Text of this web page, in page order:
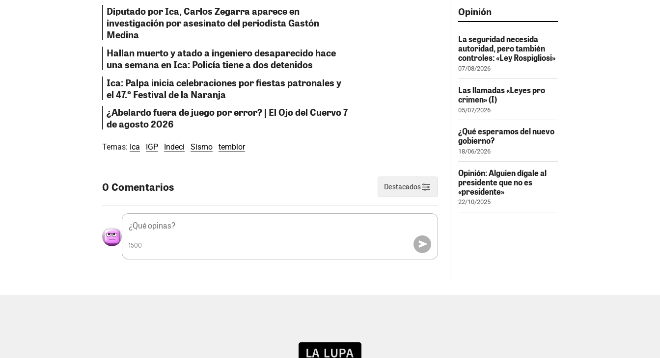
Diputado por Ica, Carlos Zegarra aparece en
investigación por asesinato del periodista Gastón
Medina
Hallan muerto y atado a ingeniero desaparecido hace
una semana en Ica: Policía tiene a dos detenidos
Ica: Palpa inicia celebraciones por fiestas patronales y
el 47.º Festival de la Naranja
¿Abelardo fuera de juego por error? | El Ojo del Cuervo 7
de agosto 2026
Temas: Ica IGP Indeci Sismo temblor
0 Comentarios Destacados
1500
Opinión
La seguridad necesida
autoridad, pero también
controles: «Ley Rospigliosi»
07/08/2026
Las llamadas «Leyes pro
crimen» (I)
05/07/2026
¿Qué esperamos del nuevo
gobierno?
18/06/2026
Opinión: Alguien dígale al
presidente que no es
«presidente»
22/10/2025